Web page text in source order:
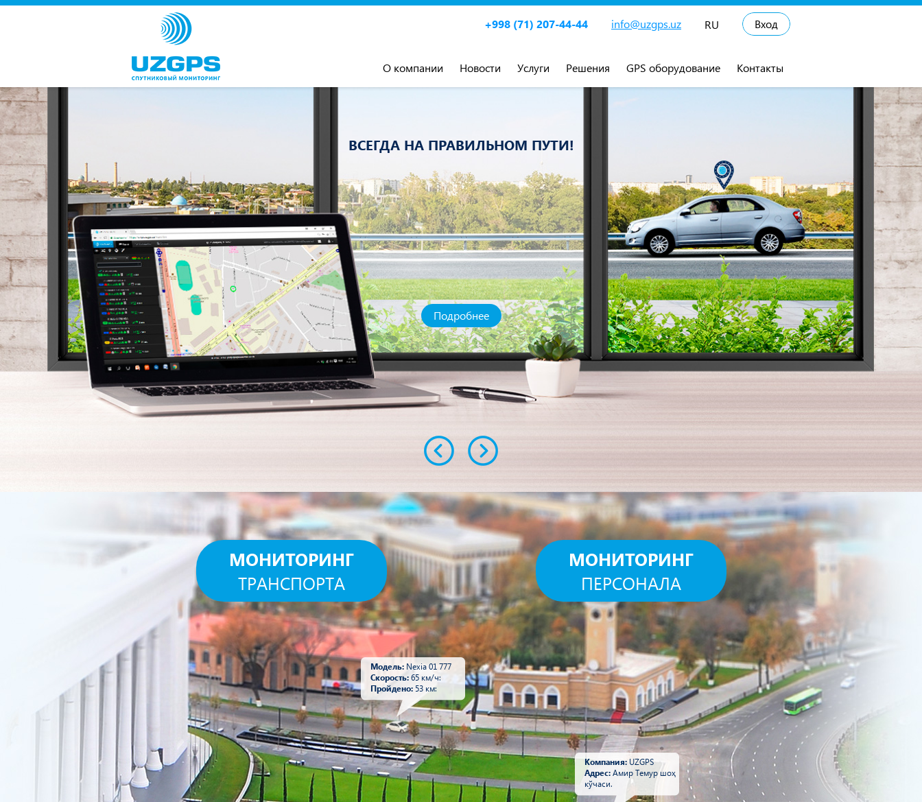
+998 (71) 207-44-44 info@uzgps.uz RU Вход
О компании Новости Услуги Решения GPS оборудование Контакты
ВСЕГДА НА ПРАВИЛЬНОМ ПУТИ!
Подробнее
МОНИТОРИНГ
ТРАНСПОРТА
МОНИТОРИНГ
ПЕРСОНАЛА
Модель: Nexia 01 777
Скорость: 65 км/ч:
Пройдено: 53 км:
Компания: UZGPS
Адрес: Амир Темур шоҳ
кўчаси.